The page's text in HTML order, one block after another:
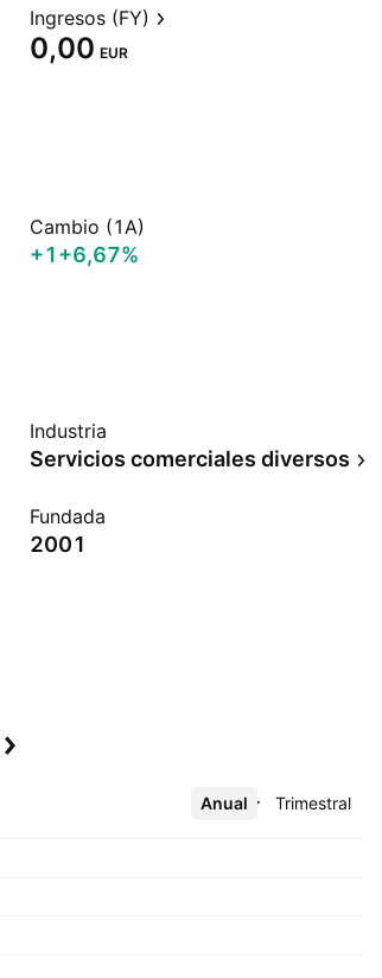
Ingresos (FY)
0,00 EUR
Cambio (1A)
+1+6,67%
Industria
Servicios comerciales diversos
Fundada
2001
Anual Trimestral
Más